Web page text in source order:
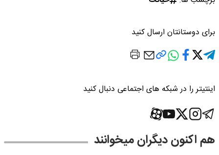
برای دوستانتان ارسال کنید
اینتیتر را در شبکه های اجتماعی دنبال کنید
هم اکنون دیگران میخوانند